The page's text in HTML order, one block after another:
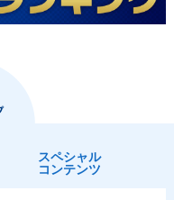
スペシャル
コンテンツ